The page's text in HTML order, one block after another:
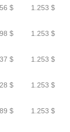
$ 1.253 $
$ 1.253 $
$ 1.253 $
$ 1.253 $
$ 1.253 $